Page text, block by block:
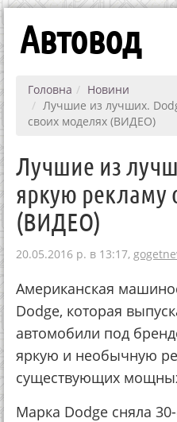
Автовод
Головна
Новини
Лучшие из лучших.
своих моделях (ВИДЕО)
Лучшие из
яркую рекламу
(ВИДЕО)
20.05.2016 р. в 13:17,
Американская
Dodge, которая
автомобили под
яркую и необычную
существующих
Марка Dodge сняла